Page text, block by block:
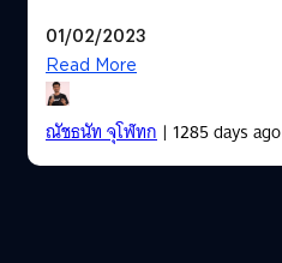
01/02/2023
Read More
ณัชธนัท จุโฬทก| 1285 days ago